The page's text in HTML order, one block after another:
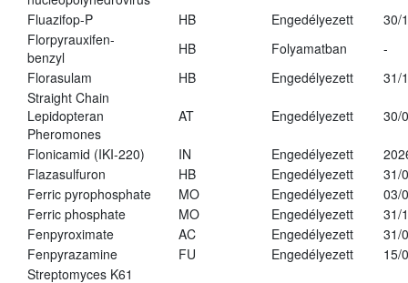
Fluazifop-P
HB Engedélyezett
30/
Florpyrauxifen-
benzyl
HB Folyamatban
-
Florasulam
HB Engedélyezett
31/
Straight Chain
Lepidopteran
Pheromones
AT Engedélyezett 30/
Flonicamid (IKI-220) IN Engedélyezett
Flazasulfuron
HB Engedélyezett
31/
Ferric pyrophosphate
MO Engedélyezett
03/
Ferric phosphate
MO Engedélyezett
31/
Fenpyroximate
AC Engedélyezett
31/
Fenpyrazamine
FU Engedélyezett
15/
Streptomyces K61